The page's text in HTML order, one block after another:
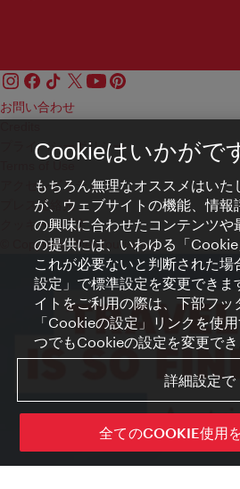
お問い合わせ
プライバシーポリシー
アクセシビリティ
プレス連絡先
クッキーの設定
© Copyright WienTourismus
Cookieはいかがで
もちろん無理なオススメはいた
が、ウェブサイトの機能、情報
の興味に合わせたコンテンツや
の提供には、いわゆる「Cookie
これが必要ないと判断された場
設定」で標準設定を変更できま
イトをご利用の際は、下部フッ
「Cookieの設定」リンクを使
つでもCookieの設定を変更でき
詳細設定で
全てのCOOKIE使用